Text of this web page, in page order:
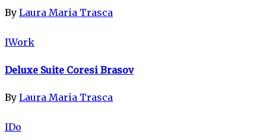
By Laura Maria Trasca
IWork
Deluxe Suite Coresi Brasov
By Laura Maria Trasca
IDo